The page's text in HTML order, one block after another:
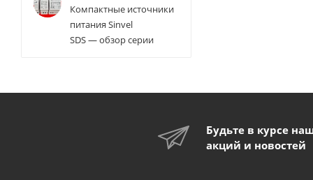
Компактные источники
питания Sinvel
SDS — обзор серии
Будьте в курсе
акций и новостей